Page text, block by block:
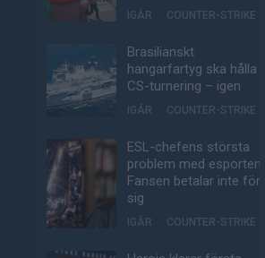
IGÅR COUNTER-STRIKE
Brasilianskt
hangarfartyg ska hålla
CS-turnering – igen
IGÅR COUNTER-STRIKE
ESL-chefens största
problem med esporten:
Fansen betalar inte för
sig
IGÅR COUNTER-STRIKE